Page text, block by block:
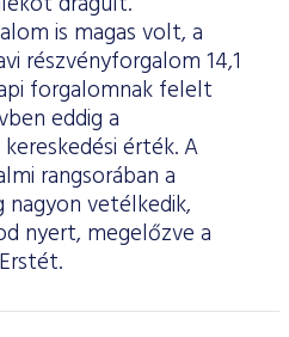
is magas volt, a
részvényforgalom 14,1
forgalomnak felelt
eddig a
érték. A
rangsorában a
vetélkedik,
nyert, megelőzve a